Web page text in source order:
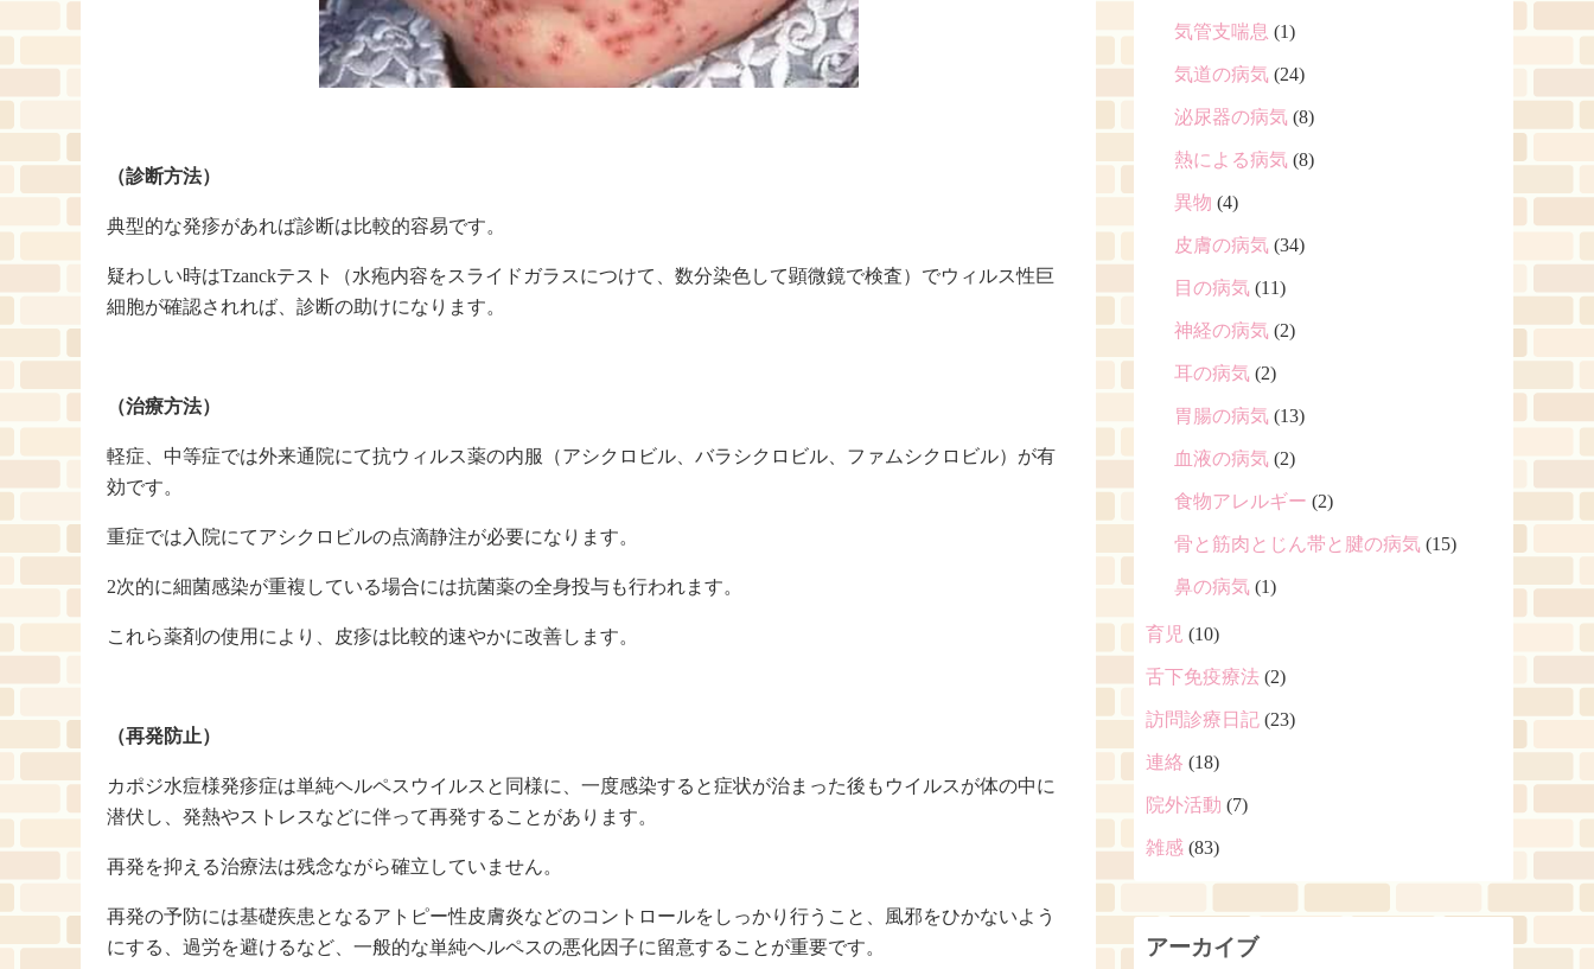
（診断方法）
典型的な発疹があれば診断は比較的容易です。
疑わしい時はTzanckテスト（水疱内容をスライドガラスにつけて、数分染色して顕微鏡で検査）でウィルス性巨
細胞が確認されれば、診断の助けになります。
（治療方法）
軽症、中等症では外来通院にて抗ウィルス薬の内服（アシクロビル、バラシクロビル、ファムシクロビル）が有
効です。
重症では入院にてアシクロビルの点滴静注が必要になります。
2次的に細菌感染が重複している場合には抗菌薬の全身投与も行われます。
これら薬剤の使用により、皮疹は比較的速やかに改善します。
（再発防止）
カポジ水痘様発疹症は単純ヘルペスウイルスと同様に、一度感染すると症状が治まった後もウイルスが体の中に
潜伏し、発熱やストレスなどに伴って再発することがあります。
再発を抑える治療法は残念ながら確立していません。
再発の予防には基礎疾患となるアトピー性皮膚炎などのコントロールをしっかり行うこと、風邪をひかないよう
にする、過労を避けるなど、一般的な単純ヘルペスの悪化因子に留意することが重要です。
気管支喘息 (1)
気道の病気 (24)
泌尿器の病気 (8)
熱による病気 (8)
異物 (4)
皮膚の病気 (34)
目の病気 (11)
神経の病気 (2)
耳の病気 (2)
胃腸の病気 (13)
血液の病気 (2)
食物アレルギー (2)
骨と筋肉とじん帯と腱の病気 (15)
鼻の病気 (1)
育児 (10)
舌下免疫療法 (2)
訪問診療日記 (23)
連絡 (18)
院外活動 (7)
雑感 (83)
アーカイブ